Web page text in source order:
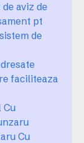
aviz de
pt
de
faciliteaza
Cu